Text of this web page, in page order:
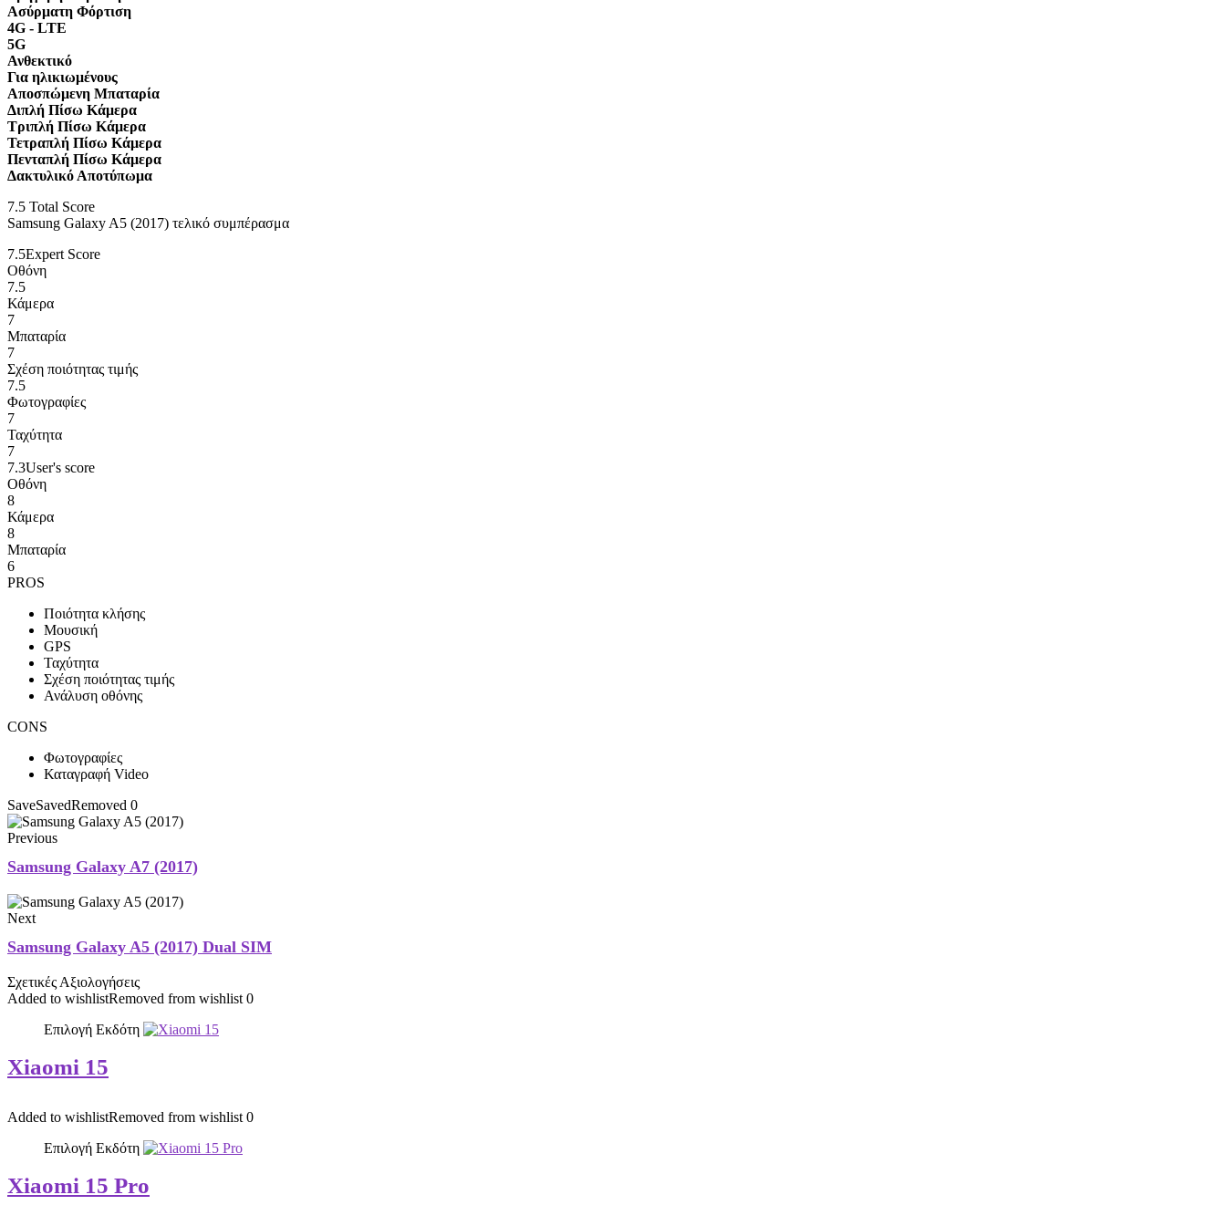
Ασύρματη Φόρτιση
4G - LTE
5G
Ανθεκτικό
Για ηλικιωμένους
Αποσπώμενη Μπαταρία
Διπλή Πίσω Κάμερα
Τριπλή Πίσω Κάμερα
Τετραπλή Πίσω Κάμερα
Πενταπλή Πίσω Κάμερα
Δακτυλικό Αποτύπωμα
7.5 Total Score
Samsung Galaxy A5 (2017) τελικό συμπέρασμα
7.5Expert Score
Οθόνη
7.5
Κάμερα
7
Μπαταρία
7
Σχέση ποιότητας τιμής
7.5
Φωτογραφίες
7
Ταχύτητα
7
7.3User's score
Οθόνη
8
Κάμερα
8
Μπαταρία
6
PROS
Ποιότητα κλήσης
Μουσική
GPS
Ταχύτητα
Σχέση ποιότητας τιμής
Ανάλυση οθόνης
CONS
Φωτογραφίες
Καταγραφή Video
SaveSavedRemoved 0
Previous
Samsung Galaxy A7 (2017)
Next
Samsung Galaxy A5 (2017) Dual SIM
Σχετικές Αξιολογήσεις
Added to wishlistRemoved from wishlist 0
Επιλογή Εκδότη
Xiaomi 15
Added to wishlistRemoved from wishlist 0
Επιλογή Εκδότη
Xiaomi 15 Pro